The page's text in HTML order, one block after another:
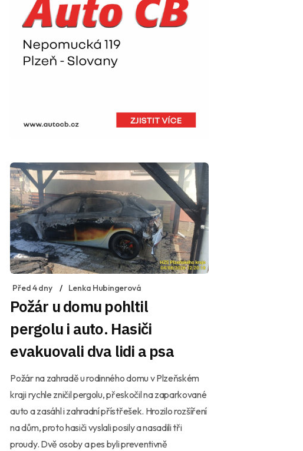
Před 4 dny Lenka Hubingerová
Požár u domu pohltil
pergolu i auto. Hasiči
evakuovali dva lidi a psa
Požár na zahradě u rodinného domu v Plzeňském
kraji rychle zničil pergolu, přeskočil na zaparkované
auto a zasáhl i zahradní přístřešek. Hrozilo rozšíření
na dům, proto hasiči vyslali posily a nasadili tři
proudy. Dvě osoby a pes byli preventivně